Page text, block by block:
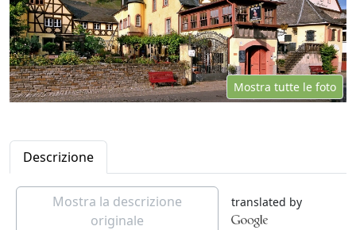
Mostra tutte le foto
Descrizione
Mostra la descrizione
originale
translated by